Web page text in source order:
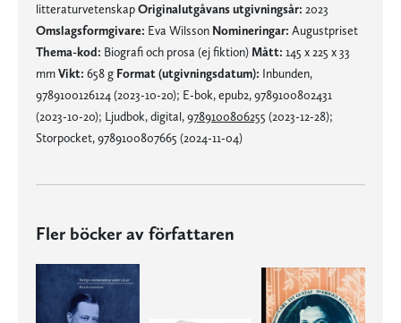
litteraturvetenskapOriginalutgåvans utgivningsår: 2023
Omslagsformgivare: Eva Wilsson Nomineringar: Augustpriset
Thema-kod: Biografi och prosa (ej fiktion) Mått: 145 x 225 x 33
mmVikt: 658 g Format (utgivningsdatum): Inbunden,
9789100126124 (2023-10-20); E-bok, epub2, 9789100802431
(2023-10-20); Ljudbok, digital,9789100806255 (2023-12-28);
Storpocket, 9789100807665 (2024-11-04)
Fler böcker av författaren